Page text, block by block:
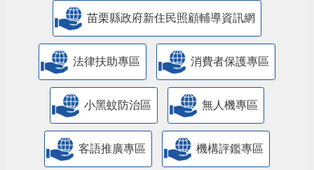
苗栗縣政府新住民照顧輔導資訊網
法律扶助專區 消費者保護專區
小黑蚊防治區 無人機專區
客語推廣專區 機構評鑑專區